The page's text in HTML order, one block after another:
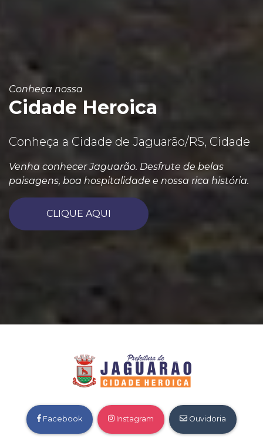
Conheça nossa
Cidade Heroica
Conheça a Cidade de Jaguarão/RS, Cidade
Venha conhecer Jaguarão. Desfrute de belas
paisagens, boa hospitalidade e nossa rica história.
CLIQUE AQUI
Facebook Instagram Ouvidoria